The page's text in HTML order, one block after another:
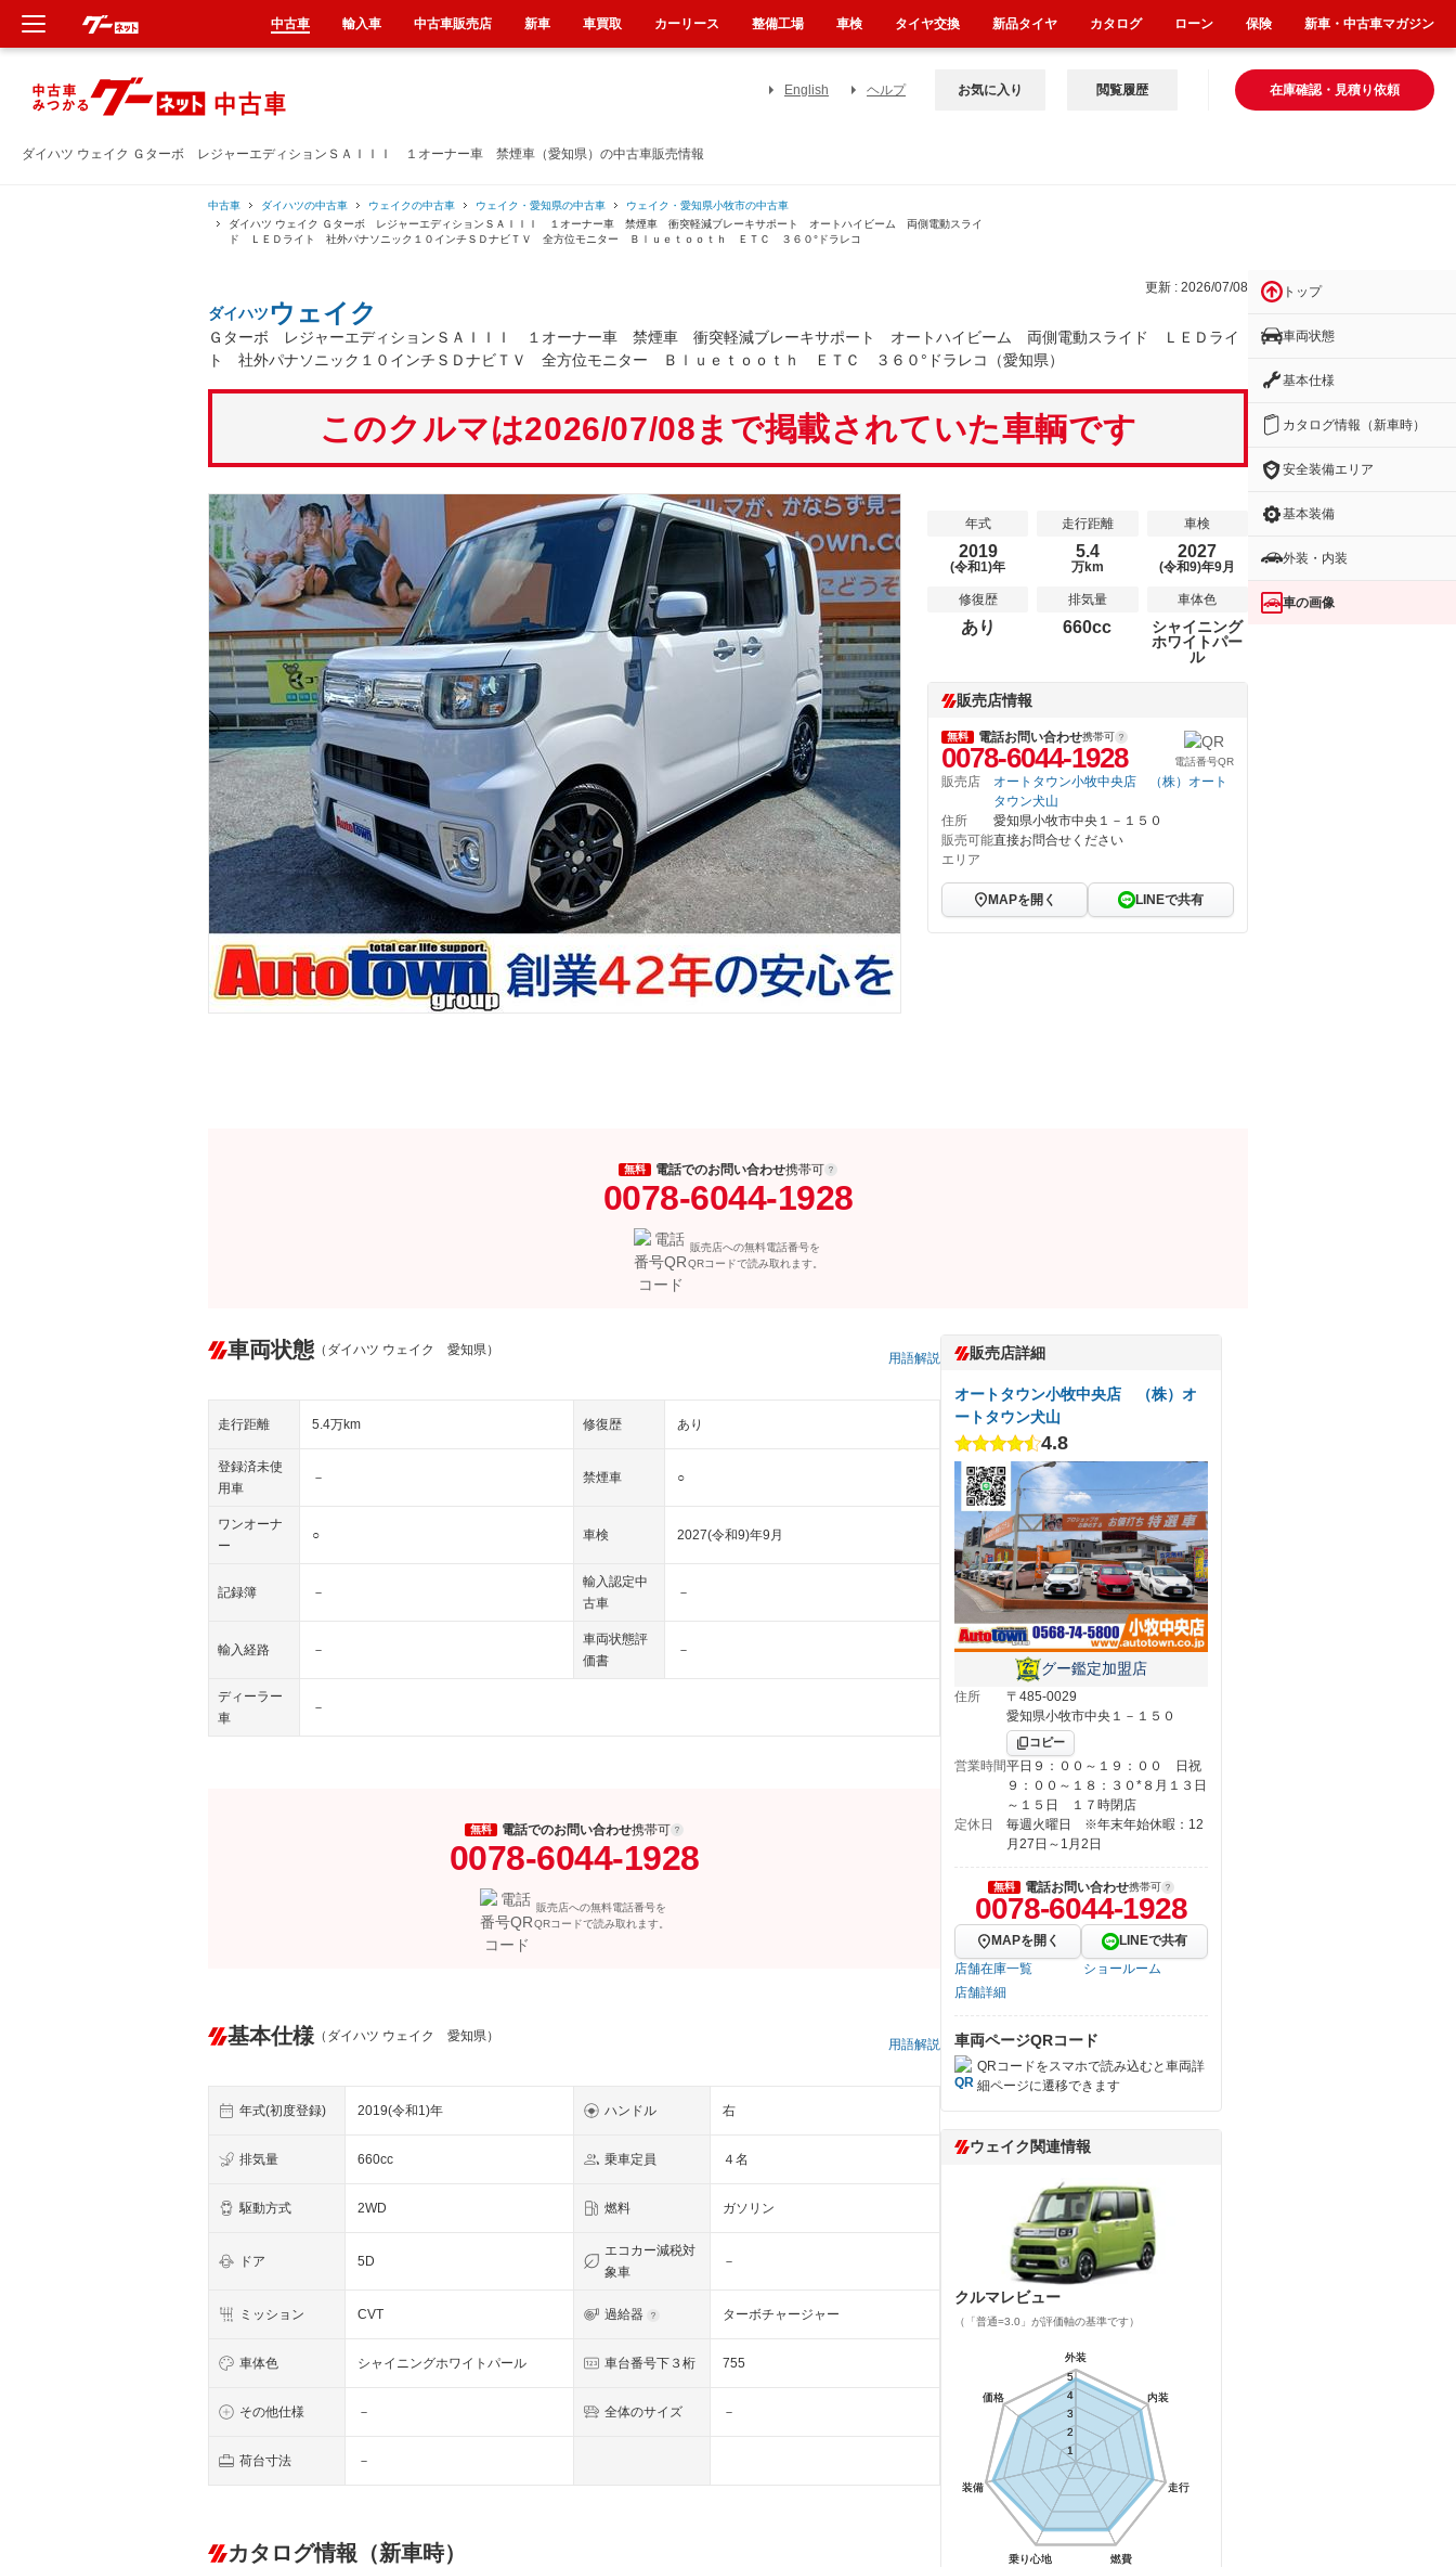
ダイハツ ウェイク Ｇターボ レジャーエディションＳＡＩＩＩ １オーナー車 禁煙車（愛知県）の中古車販売情報
English ヘルプ 在庫確認・見積り依頼
お気に入り 閲覧履歴
中古車 ダイハツの中古車 ウェイクの中古車 ウェイク・愛知県の中古車
ウェイク・愛知県小牧市の中古車
ダイハツ ウェイク Ｇターボ レジャーエディションＳＡＩＩＩ １オーナー車 禁煙車 衝突軽減ブレーキサポート オートハイビーム 両側電動スライ
ド ＬＥＤライト 社外パナソニック１０インチＳＤナビＴＶ 全方位モニター Ｂｌｕｅｔｏｏｔｈ ＥＴＣ ３６０°ドラレコ
更新 : 2026/07/08
ダイハツウェイク
Ｇターボ レジャーエディションＳＡＩＩＩ １オーナー車 禁煙車 衝突軽減ブレーキサポート オートハイビーム 両側電動スライド ＬＥＤライ
ト 社外パナソニック１０インチＳＤナビＴＶ 全方位モニター Ｂｌｕｅｔｏｏｔｈ ＥＴＣ ３６０°ドラレコ（愛知県）
このクルマは2026/07/08まで掲載されていた車輌です
年式
2019
(令和1)年
走行距離
5.4
万km
車検
2027
(令和9)年9月
修復歴
あり
排気量
660cc
車体色
シャイニング
ホワイトパー
ル
販売店情報
無料 電話お問い合わせ携帯可
0078-6044-1928 電話番号QR
販売店
オートタウン小牧中央店 （株）オート
タウン犬山
住所
愛知県小牧市中央１－１５０
販売可能
エリア
直接お問合せください
MAPを開く LINEで共有
無料 電話でのお問い合わせ携帯可
0078-6044-1928
販売店への無料電話番号を
QRコードで読み取れます。
車両状態 （ダイハツ ウェイク 愛知県）
用語解説
走行距離 5.4万km 修復歴 あり
登録済未使
用車
－ 禁煙車 ○
ワンオーナ
ー
○ 車検 2027(令和9)年9月
記録簿 －
輸入認定中
古車
－
輸入経路 －
車両状態評
価書
－
ディーラー
車
－
無料 電話でのお問い合わせ携帯可
0078-6044-1928
販売店への無料電話番号を
QRコードで読み取れます。
基本仕様 （ダイハツ ウェイク 愛知県）
用語解説
年式(初度登録) 2019(令和1)年 ハンドル 右
排気量 660cc 乗車定員 ４名
駆動方式 2WD 燃料 ガソリン
ドア 5D
エコカー減税対
象車
－
ミッション CVT 過給器 ターボチャージャー
車体色 シャイニングホワイトパール 車台番号下３桁 755
その他仕様 － 全体のサイズ －
荷台寸法 －
カタログ情報（新車時）
販売店詳細
オートタウン小牧中央店 （株）オ
ートタウン犬山
4.8
グー鑑定加盟店
住所
〒485-0029
愛知県小牧市中央１－１５０
コピー
営業時間平日９：００～１９：００ 日祝
９：００～１８：３０*８月１３日
～１５日 １７時閉店
定休日
毎週火曜日 ※年末年始休暇：12
月27日～1月2日
無料 電話お問い合わせ携帯可
0078-6044-1928
MAPを開く
LINEで共有
店舗在庫一覧
ショールーム
店舗詳細
車両ページQRコード
QRコードをスマホで読み込むと車両詳
細ページに遷移できます
ウェイク関連情報
クルマレビュー
（「普通=3.0」が評価軸の基準です）
外装
内装
走行
燃費
乗り心地
装備
価格
1
2
3
4
5
外装
内装
走行
燃費
乗り心地
装備
価格
1
2
3
4
5
トップ
車両状態
基本仕様
カタログ情報（新車時）
安全装備エリア
基本装備
外装・内装
車の画像
中古車 輸入車 中古車販売店 新車 車買取 カーリース 整備工場 車検 タイヤ交換 新品タイヤ カタログ ローン 保険 新車・中古車マガジン
新車
中古車